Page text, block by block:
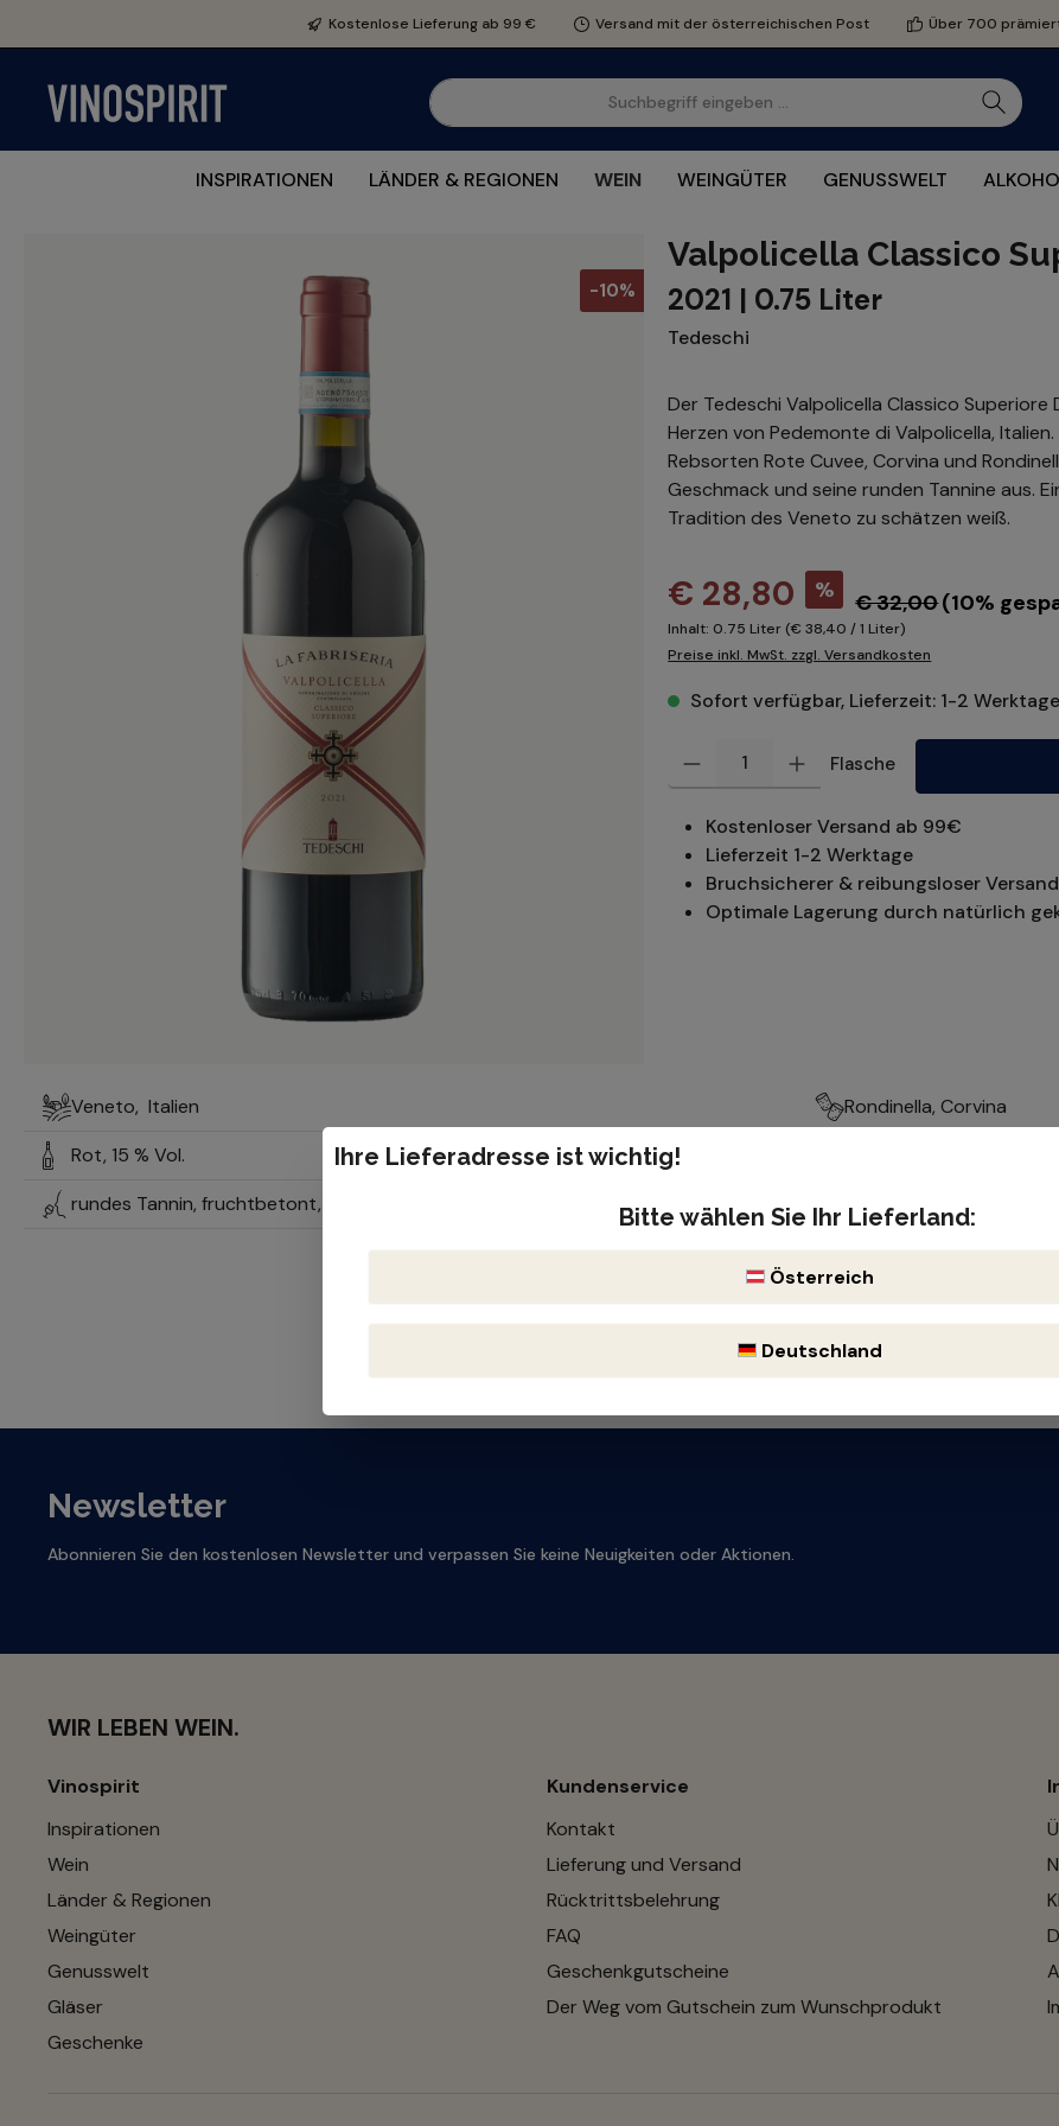
Zur Hauptnavigation springenKostenlose Lieferung ab 99 € Versand mit der österreichischen Post Über 700
INSPIRATIONEN LÄNDER & REGIONEN WEIN WEINGÜTER GENUSSWELT
-10%
Valpolicella Classico
2021 | 0.75 Liter
Tedeschi
Der Tedeschi Valpolicella Classico
Herzen von Pedemonte di Valpolicella,
Rebsorten Rote Cuvee, Corvina und
Geschmack und seine runden Tannine aus.
Tradition des Veneto zu schätzen weiß.
€ 28,80 % € 32,00(10%
Inhalt: 0.75 Liter (€ 38,40 / 1 Liter)
Preise inkl. MwSt. zzgl. Versandkosten
Sofort verfügbar, Lieferzeit: 1-2 Werktage
Produkt Anzahl: Gib den gewünschten Wert ein oder
Flasche
Kostenloser Versand ab 99€
Lieferzeit 1-2 Werktage
Bruchsicherer & reibungsloser
Optimale Lagerung durch natürlich
Veneto, Italien
Rot, 15 % Vol.
rundes Tannin, fruchtbetont, kräftig
Rondinella, Corvina
Enthält Sulfite
Newsletter
Abonnieren Sie den kostenlosen Newsletter und verpassen Sie keine Neuigkeiten oder Aktionen.
WIR LEBEN WEIN.
Vinospirit
Inspirationen
Wein
Länder & Regionen
Weingüter
Genusswelt
Gläser
Geschenke
Kundenservice
Kontakt
Lieferung und Versand
Rücktrittsbelehrung
FAQ
Geschenkgutscheine
Der Weg vom Gutschein zum Wunschprodukt
Ihre Lieferadresse ist wichtig!
Bitte wählen Sie Ihr Lieferland:
Österreich
Deutschland